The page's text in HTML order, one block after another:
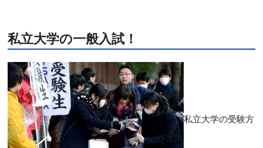
私立大学の一般入試！
私立大学の受験方